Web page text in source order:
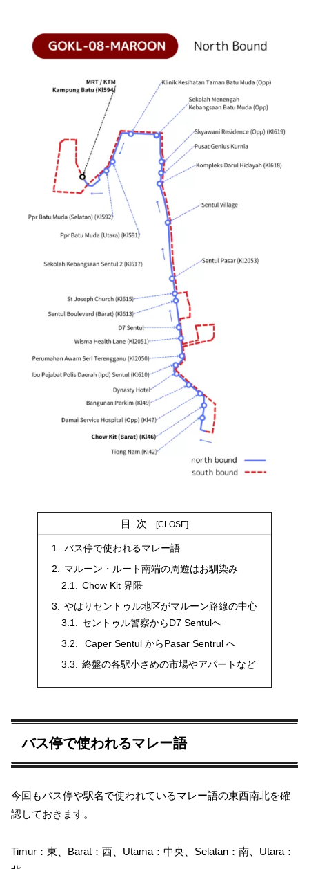
目次
バス停で使われるマレー語
マルーン・ルート南端の周遊はお馴染み
Chow Kit 界隈
やはりセントゥル地区がマルーン路線の中心
セントゥル警察からD7 Sentulへ
Caper Sentul からPasar Sentrul へ
終盤の各駅小さめの市場やアパートなど
バス停で使われるマレー語
今回もバス停や駅名で使われているマレー語の東西南北を確
認しておきます。
Timur：東、Barat：西、Utama：中央、Selatan：南、Utara：